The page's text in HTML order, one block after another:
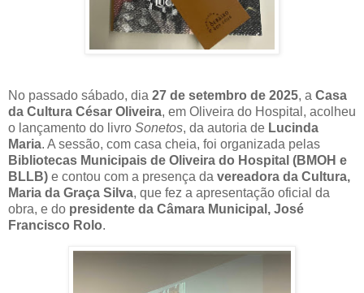
No passado sábado, dia 27 de setembro de 2025, a Casa
da Cultura César Oliveira, em Oliveira do Hospital, acolheu
o lançamento do livro Sonetos, da autoria de Lucinda
Maria. A sessão, com casa cheia, foi organizada pelas
Bibliotecas Municipais de Oliveira do Hospital (BMOH e
BLLB) e contou com a presença da vereadora da Cultura,
Maria da Graça Silva, que fez a apresentação oficial da
obra, e do presidente da Câmara Municipal, José
Francisco Rolo.